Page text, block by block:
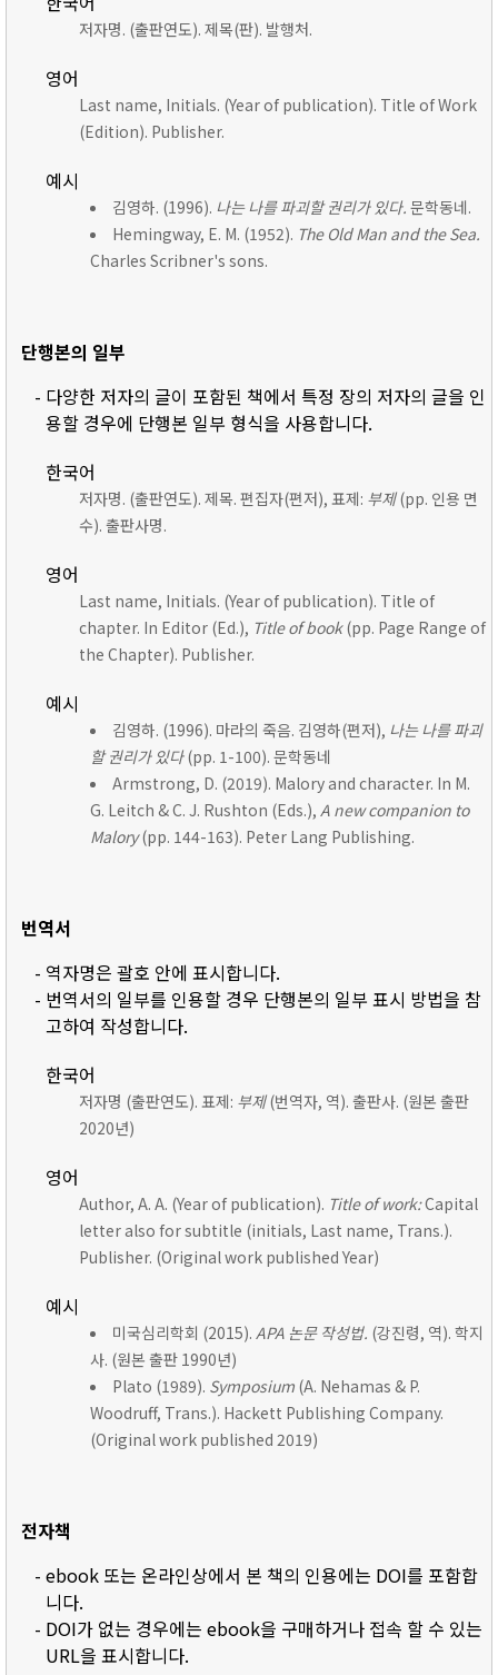
저자명. (출판연도). 제목(판). 발행처.
영어
Last name, Initials. (Year of publication). Title of Work
(Edition). Publisher.
예시
김영하. (1996). 나는 나를 파괴할 권리가 있다. 문학동네.
Hemingway, E. M. (1952). The Old Man and the Sea.
Charles Scribner's sons.
단행본의 일부
- 다양한 저자의 글이 포함된 책에서 특정 장의 저자의 글을 인
용할 경우에 단행본 일부 형식을 사용합니다.
한국어
저자명. (출판연도). 제목. 편집자(편저), 표제: 부제(pp. 인용 면
수). 출판사명.
영어
Last name, Initials. (Year of publication). Title of
chapter. In Editor (Ed.), Title of book(pp. Page Range of
the Chapter). Publisher.
예시
김영하. (1996). 마라의 죽음. 김영하(편저), 나는 나를 파괴
할 권리가 있다(pp. 1-100). 문학동네
Armstrong, D. (2019). Malory and character. In M.
G. Leitch & C. J. Rushton (Eds.), A new companion to
Malory(pp. 144-163). Peter Lang Publishing.
번역서
- 역자명은 괄호 안에 표시합니다.
- 번역서의 일부를 인용할 경우 단행본의 일부 표시 방법을 참
고하여 작성합니다.
한국어
저자명 (출판연도). 표제: 부제(번역자, 역). 출판사. (원본 출판
2020년)
영어
Author, A. A. (Year of publication). Title of work:Capital
letter also for subtitle (initials, Last name, Trans.).
Publisher. (Original work published Year)
예시
미국심리학회 (2015). APA 논문 작성법. (강진령, 역). 학지
사. (원본 출판 1990년)
Plato (1989). Symposium (A. Nehamas & P.
Woodruff, Trans.). Hackett Publishing Company.
(Original work published 2019)
전자책
- ebook 또는 온라인상에서 본 책의 인용에는 DOI를 포함합
니다.
- DOI가 없는 경우에는 ebook을 구매하거나 접속 할 수 있는
URL을 표시합니다.